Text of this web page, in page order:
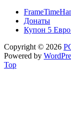
Донаты
Купон 5 Евро
Copyright © 2026
Powered by
Top